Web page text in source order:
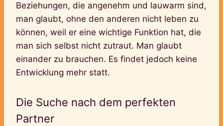
Beziehungen, die angenehm und lauwarm sind,
man glaubt, ohne den anderen nicht leben zu
können, weil er eine wichtige Funktion hat, die
man sich selbst nicht zutraut. Man glaubt
einander zu brauchen. Es findet jedoch keine
Entwicklung mehr statt.
Die Suche nach dem perfekten
Partner